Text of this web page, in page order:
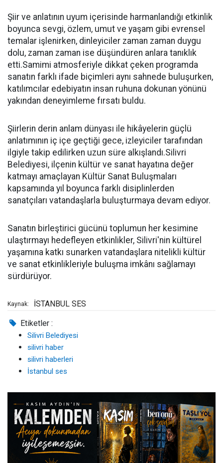
Şiir ve anlatının uyum içerisinde harmanlandığı etkinlik
boyunca sevgi, özlem, umut ve yaşam gibi evrensel
temalar işlenirken, dinleyiciler zaman zaman duygu
dolu, zaman zaman ise düşündüren anlara tanıklık
etti.Samimi atmosferiyle dikkat çeken programda
sanatın farklı ifade biçimleri aynı sahnede buluşurken,
katılımcılar edebiyatın insan ruhuna dokunan yönünü
yakından deneyimleme fırsatı buldu.
Şiirlerin derin anlam dünyası ile hikâyelerin güçlü
anlatımının iç içe geçtiği gece, izleyiciler tarafından
ilgiyle takip edilirken uzun süre alkışlandı.Silivri
Belediyesi, ilçenin kültür ve sanat hayatına değer
katmayı amaçlayan Kültür Sanat Buluşmaları
kapsamında yıl boyunca farklı disiplinlerden
sanatçıları vatandaşlarla buluşturmaya devam ediyor.
Sanatın birleştirici gücünü toplumun her kesimine
ulaştırmayı hedefleyen etkinlikler, Silivri'nin kültürel
yaşamına katkı sunarken vatandaşlara nitelikli kültür
ve sanat etkinlikleriyle buluşma imkânı sağlamayı
sürdürüyor.
Kaynak: İSTANBUL SES
Etiketler :
Silivri Belediyesi
silivri haber
silivri haberleri
İstanbul ses